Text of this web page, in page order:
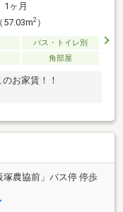
1ヶ月
57.03m2）
バス・トイレ別
角部屋
お家賃！！
塚農協前」バス停 停歩